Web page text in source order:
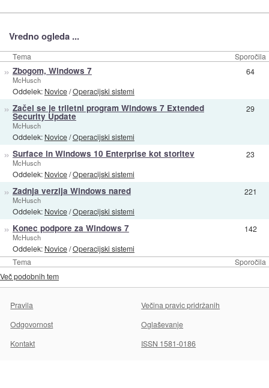
Vredno ogleda ...
Tema Sporočila
Tema Sporočila
» Zbogom, Windows 7
McHusch
Oddelek: Novice/Operacijski sistemi
64
» Začel se je triletni program Windows 7 Extended
Security Update
McHusch
Oddelek: Novice/Operacijski sistemi
29
» Surface in Windows 10 Enterprise kot storitev
McHusch
Oddelek: Novice/Operacijski sistemi
23
» Zadnja verzija Windows nared
McHusch
Oddelek: Novice/Operacijski sistemi
221
» Konec podpore za Windows 7
McHusch
Oddelek: Novice/Operacijski sistemi
142
Več podobnih tem
Pravila
Večina pravic pridržanih
Odgovornost
Oglaševanje
Kontakt
ISSN 1581-0186